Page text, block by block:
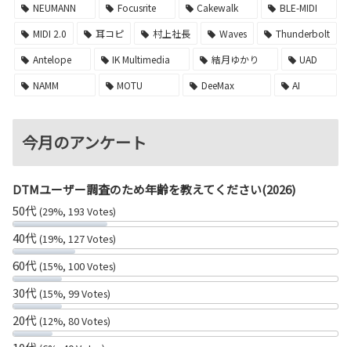
NEUMANN
Focusrite Cakewalk
BLE-MIDI
MIDI 2.0
耳コピ 村上社長 Waves
Thunderbolt
Antelope
IK Multimedia 結月ゆかり
UAD
NAMM
MOTU DeeMax AI
今月のアンケート
DTMユーザー調査のため年齢を教えてください(2026)
50代(29%, 193 Votes)
40代(19%, 127 Votes)
60代(15%, 100 Votes)
30代(15%, 99 Votes)
20代(12%, 80 Votes)